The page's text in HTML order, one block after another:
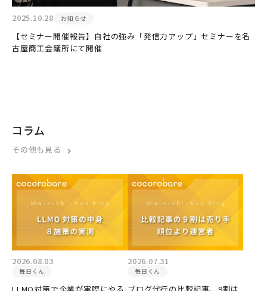
2025.10.28 お知らせ
【セミナー開催報告】自社の強み「発信力アップ」セミナーを名
古屋商工会議所にて開催
コラム
その他も見る
2026.08.03
毎日くん
2026.07.31
毎日くん